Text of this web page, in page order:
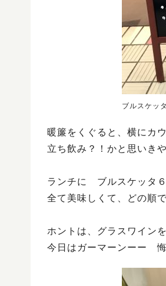
ブルスケッ
暖簾をくぐると、横にカ
立ち飲み？！かと思いき
ランチに ブルスケッタ６
全て美味しくて、どの順
ホントは、グラスワイン
今日はガーマーンーー